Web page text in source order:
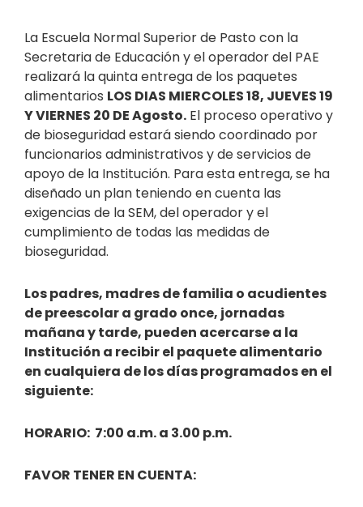
La Escuela Normal Superior de Pasto con la
Secretaria de Educación y el operador del PAE
realizará la quinta entrega de los paquetes
alimentarios LOS DIAS MIERCOLES 18, JUEVES 19
Y VIERNES 20 DE Agosto. El proceso operativo y
de bioseguridad estará siendo coordinado por
funcionarios administrativos y de servicios de
apoyo de la Institución. Para esta entrega, se ha
diseñado un plan teniendo en cuenta las
exigencias de la SEM, del operador y el
cumplimiento de todas las medidas de
bioseguridad.
Los padres, madres de familia o acudientes
de preescolar a grado once, jornadas
mañana y tarde, pueden acercarse a la
Institución a recibir el paquete alimentario
en cualquiera de los días programados en el
siguiente:
HORARIO: 7:00 a.m. a 3.00 p.m.
FAVOR TENER EN CUENTA: